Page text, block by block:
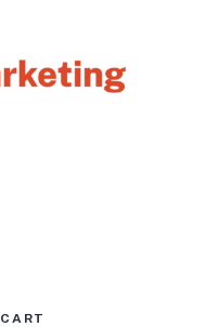
CART